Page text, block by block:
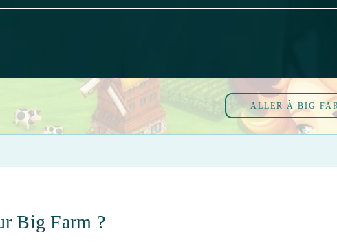
ALLER À BIG
Big Farm ?